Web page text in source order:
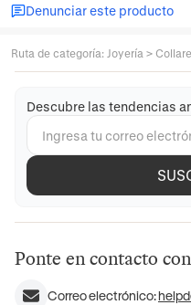
Denunciar este producto
Ruta de categoría: Joyería >
Descubre las tendencias
Ponte en contacto
Correo electrónico: